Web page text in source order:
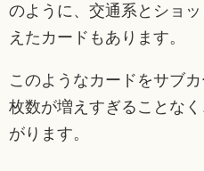
のように、交通系とショ
えたカードもあります。
このようなカードをサブ
枚数が増えすぎることな
がります。